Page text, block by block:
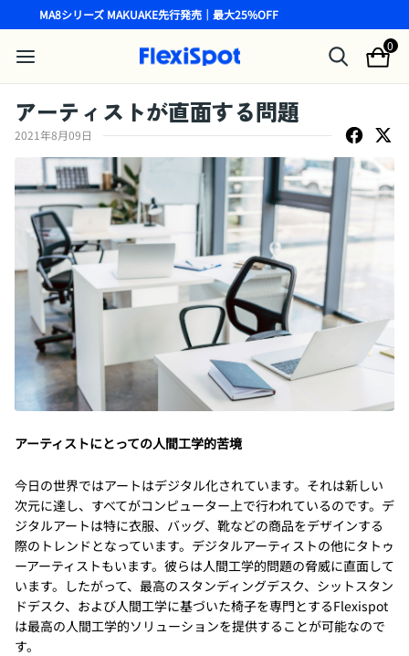
MA8シリーズ MAKUAKE先行発売｜最大25%OFF
0
アーティストが直面する問題
2021年8月09日
アーティストにとっての人間工学的苦境
今日の世界ではアートはデジタル化されています。それは新しい
次元に達し、すべてがコンピューター上で行われているのです。デ
ジタルアートは特に衣服、バッグ、靴などの商品をデザインする
際のトレンドとなっています。デジタルアーティストの他にタトゥ
ーアーティストもいます。彼らは人間工学的問題の脅威に直面して
います。したがって、最高のスタンディングデスク、シットスタン
ドデスク、および人間工学に基づいた椅子を専門とするFlexispot
は最高の人間工学的ソリューションを提供することが可能なので
す。